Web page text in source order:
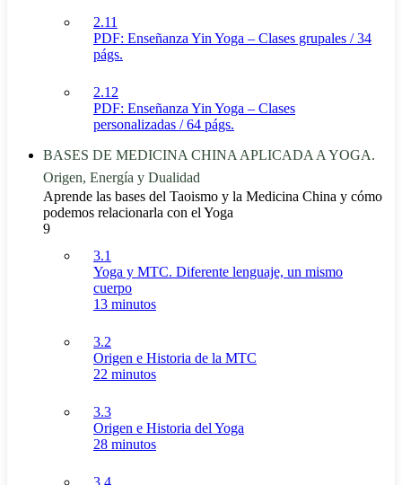
2.11
PDF: Enseñanza Yin Yoga – Clases grupales / 34
págs.
2.12
PDF: Enseñanza Yin Yoga – Clases
personalizadas / 64 págs.
BASES DE MEDICINA CHINA APLICADA A YOGA.
Origen, Energía y Dualidad
Aprende las bases del Taoismo y la Medicina China y cómo
podemos relacionarla con el Yoga
9
3.1
Yoga y MTC. Diferente lenguaje, un mismo
cuerpo
13 minutos
3.2
Origen e Historia de la MTC
22 minutos
3.3
Origen e Historia del Yoga
28 minutos
3.4